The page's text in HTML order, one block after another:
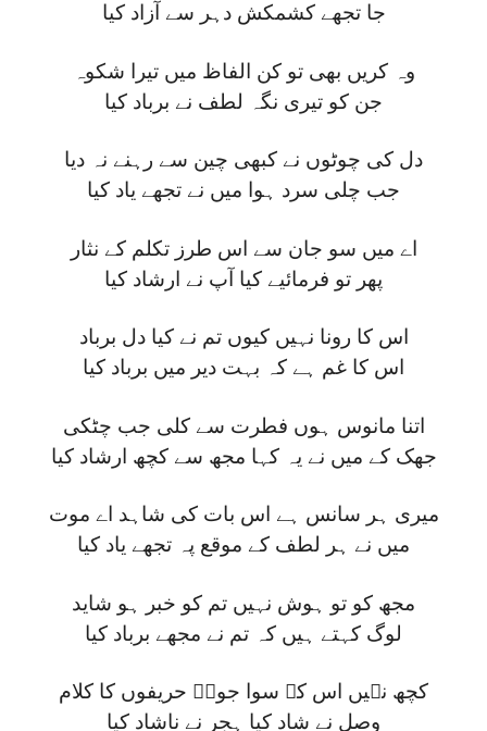
جا تجھے کشمکش دہر سے آزاد کیا
وہ کریں بھی تو کن الفاظ میں تیرا شکوہ
جن کو تیری نگہ لطف نے برباد کیا
دل کی چوٹوں نے کبھی چین سے رہنے نہ دیا
جب چلی سرد ہوا میں نے تجھے یاد کیا
اے میں سو جان سے اس طرز تکلم کے نثار
پھر تو فرمائیے کیا آپ نے ارشاد کیا
اس کا رونا نہیں کیوں تم نے کیا دل برباد
اس کا غم ہے کہ بہت دیر میں برباد کیا
اتنا مانوس ہوں فطرت سے کلی جب چٹکی
جھک کے میں نے یہ کہا مجھ سے کچھ ارشاد کیا
میری ہر سانس ہے اس بات کی شاہد اے موت
میں نے ہر لطف کے موقع پہ تجھے یاد کیا
مجھ کو تو ہوش نہیں تم کو خبر ہو شاید
لوگ کہتے ہیں کہ تم نے مجھے برباد کیا
کچھ نہیں اس کے سوا جوشؔ حریفوں کا کلام
وصل نے شاد کیا ہجر نے ناشاد کیا